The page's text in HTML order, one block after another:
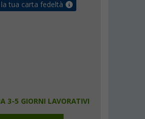
la tua carta fedeltà
3-5 GIORNI LAVORATIVI